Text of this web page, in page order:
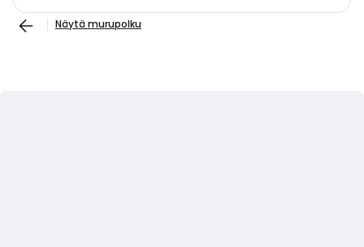
Näytä murupolku